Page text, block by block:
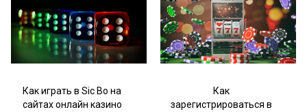
Как играть в Sic Bo на
сайтах онлайн казино
Как
зарегистрироваться в